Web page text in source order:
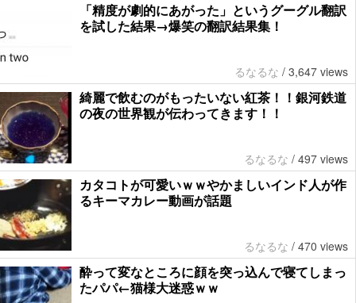
「精度が劇的にあがった」というグーグル翻訳
を試した結果→爆笑の翻訳結果集！
るなるな / 3,647 views
綺麗で飲むのがもったいない紅茶！！銀河鉄道
の夜の世界観が伝わってきます！！
るなるな / 497 views
カタコトが可愛いｗｗやかましいインド人が作
るキーマカレー動画が話題
るなるな / 470 views
酔って変なところに顔を突っ込んで寝てしまっ
たパパ←猫様大迷惑ｗｗ